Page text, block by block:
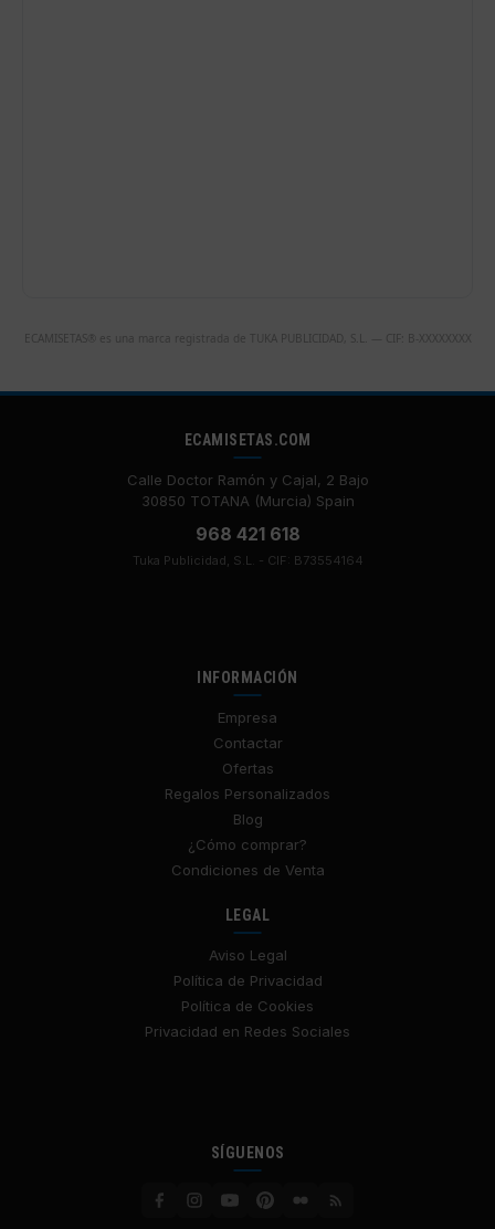
ECAMISETAS® es una marca registrada de TUKA PUBLICIDAD, S.L. — CIF: B-XXXXXXXX
ECAMISETAS.COM
Calle Doctor Ramón y Cajal, 2 Bajo
30850 TOTANA (Murcia) Spain
968 421 618
Tuka Publicidad, S.L. - CIF: B73554164
INFORMACIÓN
Empresa
Contactar
Ofertas
Regalos Personalizados
Blog
¿Cómo comprar?
Condiciones de Venta
LEGAL
Aviso Legal
Política de Privacidad
Política de Cookies
Privacidad en Redes Sociales
SÍGUENOS